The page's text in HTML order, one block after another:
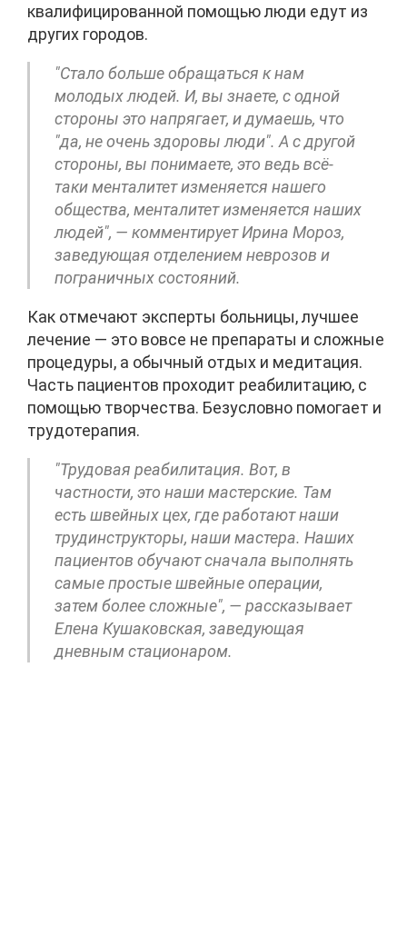
квалифицированной помощью люди едут из
других городов.
"Стало больше обращаться к нам
молодых людей. И, вы знаете, с одной
стороны это напрягает, и думаешь, что
"да, не очень здоровы люди". А с другой
стороны, вы понимаете, это ведь всё-
таки менталитет изменяется нашего
общества, менталитет изменяется наших
людей", — комментирует Ирина Мороз,
заведующая отделением неврозов и
пограничных состояний.
Как отмечают эксперты больницы, лучшее
лечение — это вовсе не препараты и сложные
процедуры, а обычный отдых и медитация.
Часть пациентов проходит реабилитацию, с
помощью творчества. Безусловно помогает и
трудотерапия.
"Трудовая реабилитация. Вот, в
частности, это наши мастерские. Там
есть швейных цех, где работают наши
трудинструкторы, наши мастера. Наших
пациентов обучают сначала выполнять
самые простые швейные операции,
затем более сложные", — рассказывает
Елена Кушаковская, заведующая
дневным стационаром.